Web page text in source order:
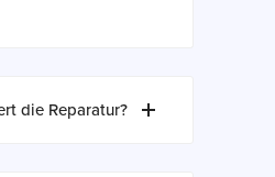
die Reparatur?